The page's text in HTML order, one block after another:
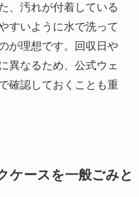
、汚れが付着している
すいように水で洗って
が理想です。回収日や
異なるため、公式ウェ
確認しておくことも重
ケースを一般ごみと